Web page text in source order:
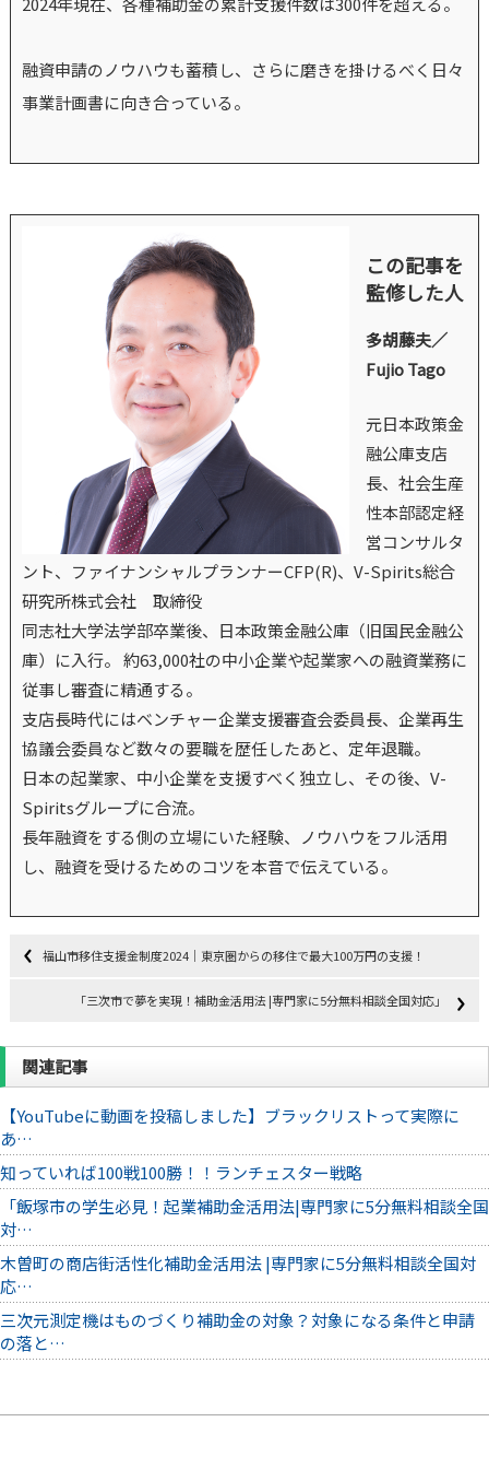
融資申請のノウハウも蓄積し、さらに磨きを掛けるべく日々
事業計画書に向き合っている。
この記事を
監修した人
多胡藤夫／
Fujio Tago
元日本政策金
融公庫支店
長、社会生産
性本部認定経
営コンサルタ
ント、ファイナンシャルプランナーCFP(R)、V-Spirits総合
研究所株式会社 取締役
同志社大学法学部卒業後、日本政策金融公庫（旧国民金融公
庫）に入行。 約63,000社の中小企業や起業家への融資業務に
従事し審査に精通する。
支店長時代にはベンチャー企業支援審査会委員長、企業再生
協議会委員など数々の要職を歴任したあと、定年退職。
日本の起業家、中小企業を支援すべく独立し、その後、V-
Spiritsグループに合流。
長年融資をする側の立場にいた経験、ノウハウをフル活用
し、融資を受けるためのコツを本音で伝えている。
福山市移住支援金制度2024｜東京圏からの移住で最大100万円の支援！
「三次市で夢を実現！補助金活用法 |専門家に5分無料相談全国対応」
関連記事
【YouTubeに動画を投稿しました】ブラックリストって実際に
あ…
知っていれば100戦100勝！！ランチェスター戦略
「飯塚市の学生必見！起業補助金活用法|専門家に5分無料相談全国
対…
木曽町の商店街活性化補助金活用法 |専門家に5分無料相談全国対
応…
三次元測定機はものづくり補助金の対象？対象になる条件と申請
の落と…